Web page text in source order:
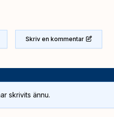
Skriv en kommentar
skrivits ännu.